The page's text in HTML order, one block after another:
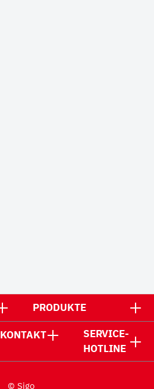
PRODUKTE
KONTAKT
SERVICE-
HOTLINE
© Sigo